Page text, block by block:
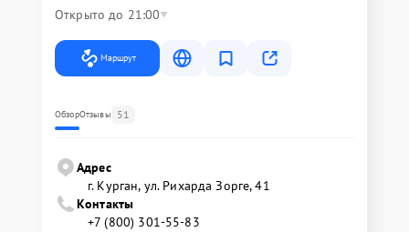
Открыто до 21:00
Маршрут
ОбзорОтзывы 51
Адрес
г. Курган, ул. Рихарда Зорге, 41
Контакты
+7 (800) 301-55-83